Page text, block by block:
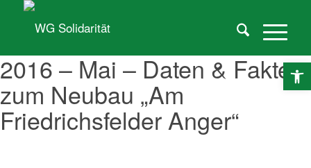
2016 – Mai – Daten & Fakten
zum Neubau „Am
Friedrichsfelder Anger“